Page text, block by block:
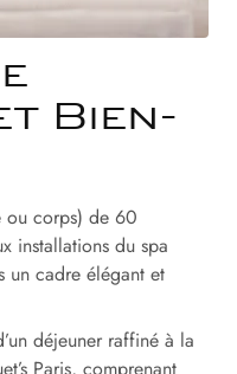
Bien-
ou corps) de 60
installations du spa
un cadre élégant et
déjeuner raffiné à la